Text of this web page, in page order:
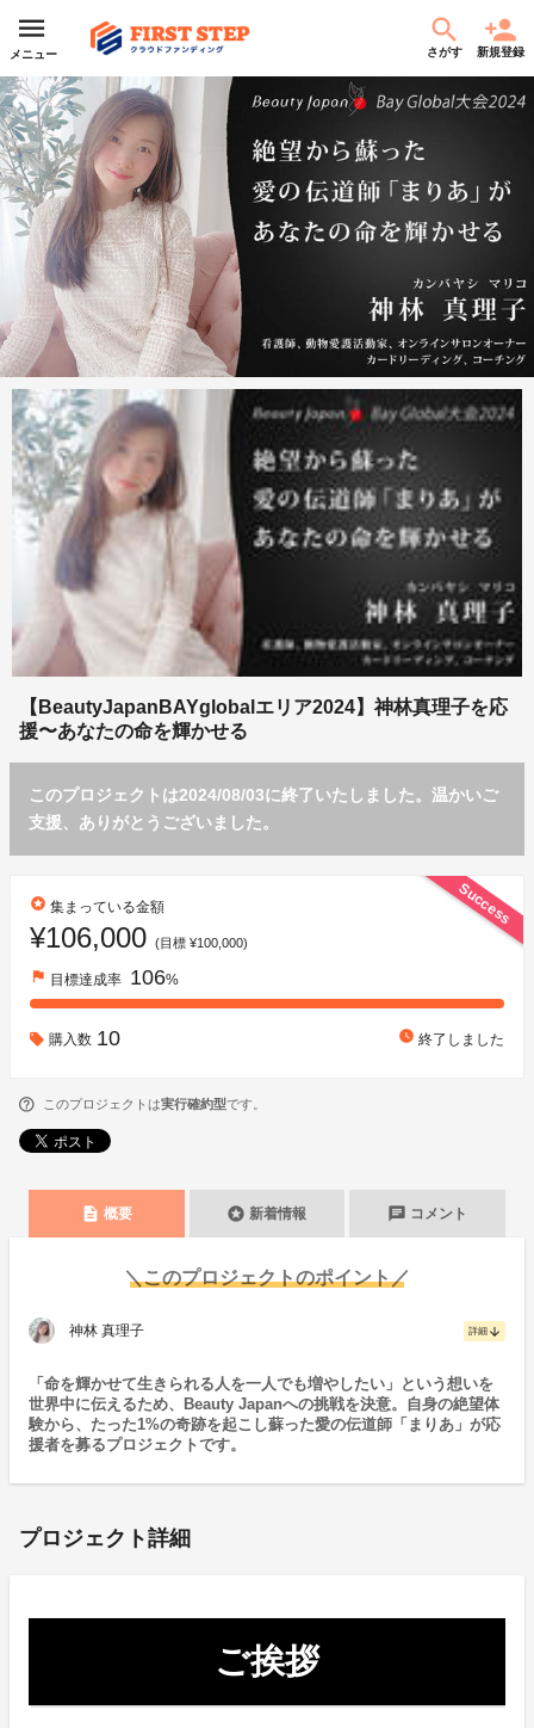
メニュー さがす 新規登録
【BeautyJapanBAYglobalエリア2024】神林真理子を応
援〜あなたの命を輝かせる
このプロジェクトは2024/08/03に終了いたしました。温かいご
支援、ありがとうございました。
Success
stars 集まっている金額
¥106,000 (目標 ¥100,000)
flag 目標達成率 106%
購入数 10 watch_later 終了しました
このプロジェクトは実行確約型です。
description 概要 stars 新着情報 chat コメント
＼このプロジェクトのポイント／
神林 真理子 詳細 arrow_downward
「命を輝かせて生きられる人を一人でも増やしたい」という想いを
世界中に伝えるため、Beauty Japanへの挑戦を決意。自身の絶望体
験から、たった1%の奇跡を起こし蘇った愛の伝道師「まりあ」が応
援者を募るプロジェクトです。
プロジェクト詳細
ご挨拶